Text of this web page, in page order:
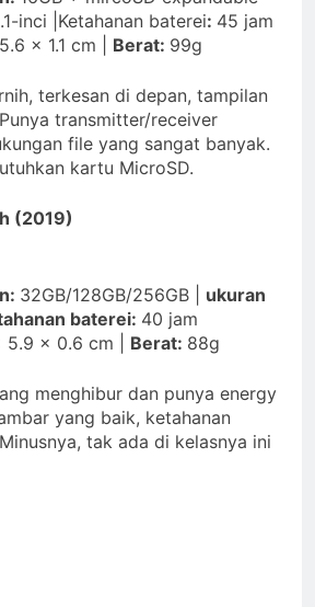
inci |Ketahanan baterei: 45 jam
x 1.1 cm | Berat: 99g
terkesan di depan, tampilan
transmitter/receiver
file yang sangat banyak.
kartu MicroSD.
(2019)
32GB/128GB/256GB | ukuran
baterei: 40 jam
5.9 x 0.6 cm | Berat: 88g
menghibur dan punya energy
yang baik, ketahanan
tak ada di kelasnya ini